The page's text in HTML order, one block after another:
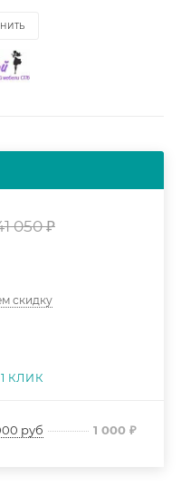
050₽
скидку
КЛИК
руб 1 000 ₽